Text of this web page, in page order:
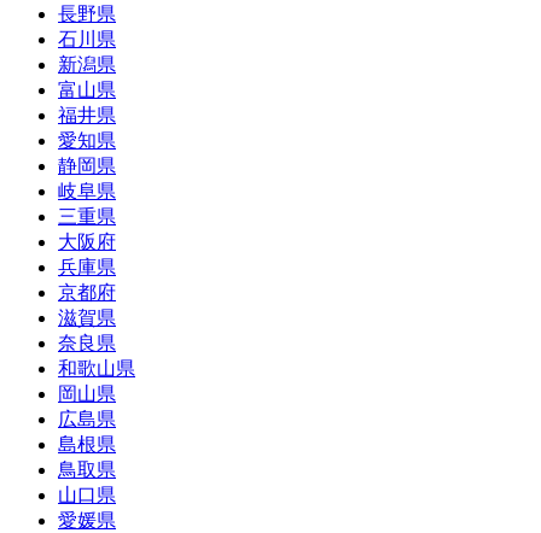
長野県
石川県
新潟県
富山県
福井県
愛知県
静岡県
岐阜県
三重県
大阪府
兵庫県
京都府
滋賀県
奈良県
和歌山県
岡山県
広島県
島根県
鳥取県
山口県
愛媛県